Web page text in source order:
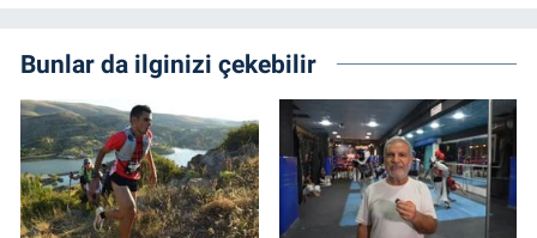
Bunlar da ilginizi çekebilir